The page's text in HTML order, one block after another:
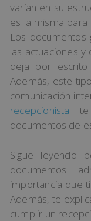
varían en su
es la misma para
Los documentos
las actuaciones y
deja por
Además, este
comunicación
recepcionista te
documentos de
Sigue leyendo
documentos
importancia que
Además, te
cumplir un